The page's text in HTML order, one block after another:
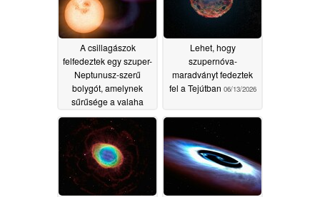
A csillagászok
felfedeztek egy szuper-
Neptunusz-szerű
bolygót, amelynek
sűrűsége a valaha
mért legalacsonyabb
06/16/2026
Lehet, hogy
szupernóva-
maradványt fedeztek
fel a Tejútban 06/13/2026